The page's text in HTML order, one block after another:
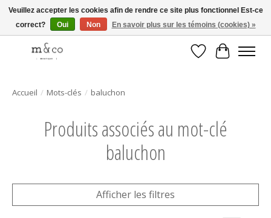
Livraison gratuite avec tout achat de 250$ et plus
Liste dePanier
Accueil / Mots-clés / baluchon
Produits associés au mot-clé
baluchon
Afficher les filtres
Veuillez accepter les cookies afin de rendre ce site plus fonctionnel Est-ce
correct?
Oui Non En savoir plus sur les témoins (cookies) »